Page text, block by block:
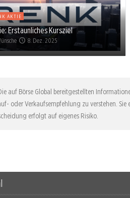
AKTIE
Erstaunliches Kursziel
8. Dez. 2025
auf Börse Global bereitgestellten
oder Verkaufsempfehlung zu verstehen.
erfolgt auf eigenes Risiko.